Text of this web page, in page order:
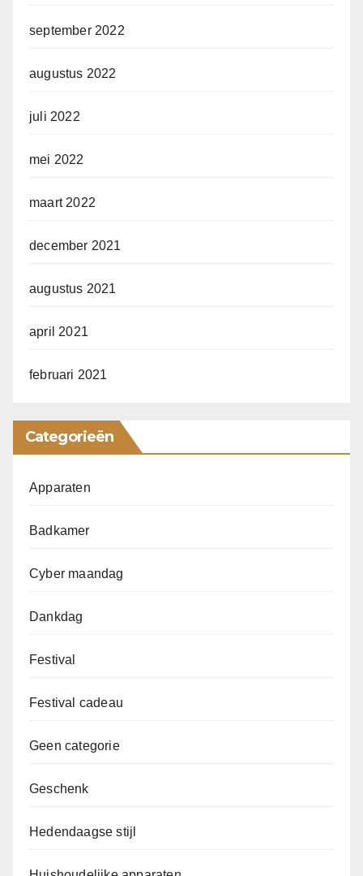
september 2022
augustus 2022
juli 2022
mei 2022
maart 2022
december 2021
augustus 2021
april 2021
februari 2021
Categorieën
Apparaten
Badkamer
Cyber maandag
Dankdag
Festival
Festival cadeau
Geen categorie
Geschenk
Hedendaagse stijl